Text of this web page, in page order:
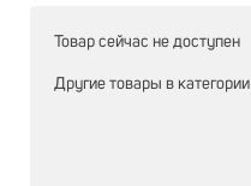
Товар сейчас не доступен
Другие товары в категории